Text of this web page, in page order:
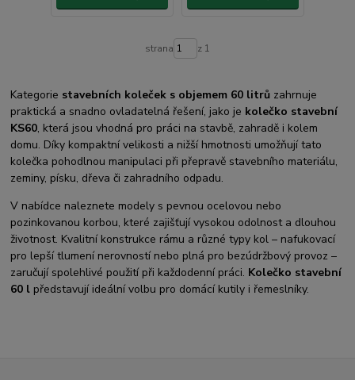
strana z 1
Kategorie stavebních koleček s objemem 60 litrů zahrnuje
praktická a snadno ovladatelná řešení, jako je kolečko stavební
KS60, která jsou vhodná pro práci na stavbě, zahradě i kolem
domu. Díky kompaktní velikosti a nižší hmotnosti umožňují tato
kolečka pohodlnou manipulaci při přepravě stavebního materiálu,
zeminy, písku, dřeva či zahradního odpadu.
V nabídce naleznete modely s pevnou ocelovou nebo
pozinkovanou korbou, které zajišťují vysokou odolnost a dlouhou
životnost. Kvalitní konstrukce rámu a různé typy kol – nafukovací
pro lepší tlumení nerovností nebo plná pro bezúdržbový provoz –
zaručují spolehlivé použití při každodenní práci. Kolečko stavební
60 l představují ideální volbu pro domácí kutily i řemeslníky.